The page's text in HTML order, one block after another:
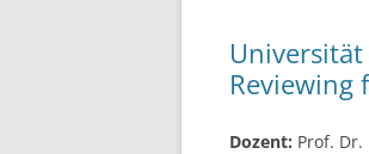
o
k
Reviewing
Dozent: Prof.